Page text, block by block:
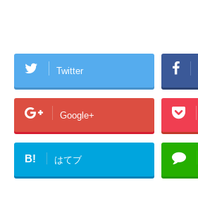
Twitter
Google+
B! はてブ